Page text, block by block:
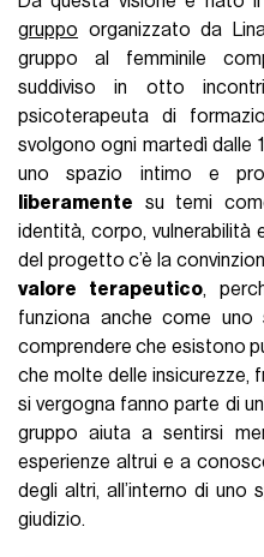
gruppo organizzato da
gruppo al femminile
suddiviso in otto
psicoterapeuta di
svolgono ogni martedì dalle
uno spazio intimo e
liberamente su temi
identità, corpo, vulnerabilità
del progetto c’è la
valore terapeutico,
funziona anche come
comprendere che esistono
che molte delle insicurezze,
si vergogna fanno parte di
gruppo aiuta a sentirsi
esperienze altrui e a
degli altri, all’interno di uno
giudizio.